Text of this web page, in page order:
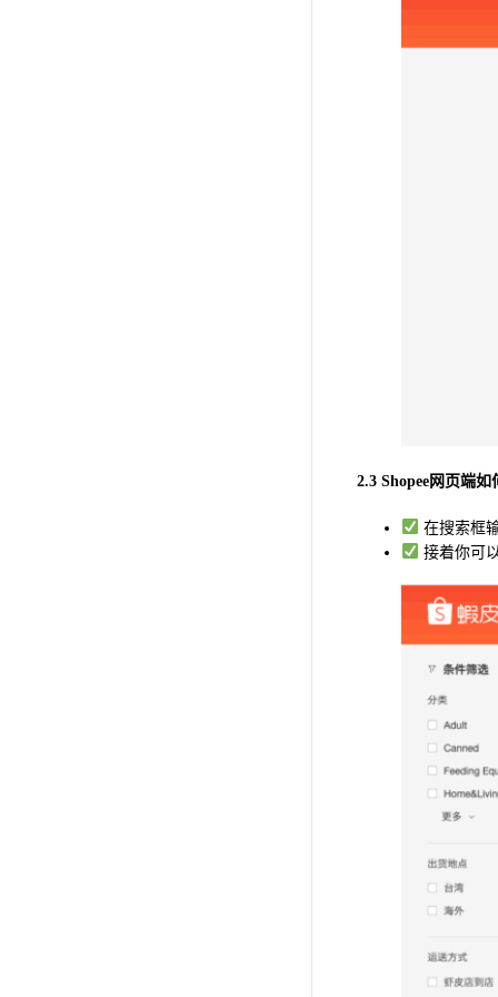
2.3 Shopee网页端
在搜索框
接着你可